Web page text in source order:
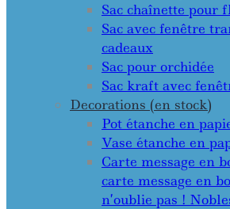
Sac chaînette pour
Sac avec fenêtre
cadeaux
Sac pour orchidée
Sac kraft avec
Decorations (en stock)
Pot étanche en
Vase étanche en
Carte message en
carte message en
n’oublie pas !